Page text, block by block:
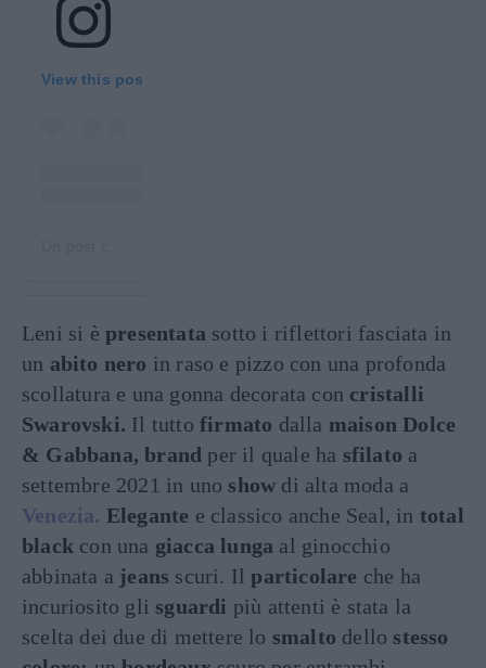
View this post on Instagram
Leni si è presentata sotto i riflettori fasciata in
un abito nero in raso e pizzo con una profonda
scollatura e una gonna decorata con cristalli
Swarovski. Il tutto firmato dalla maison Dolce
& Gabbana, brand per il quale ha sfilato a
settembre 2021 in uno show di alta moda a
Venezia. Elegante e classico anche Seal, in total
black con una giacca lunga al ginocchio
abbinata a jeans scuri. Ilparticolare che ha
incuriosito gli sguardi più attenti è stata la
scelta dei due di mettere lo smalto dello stesso